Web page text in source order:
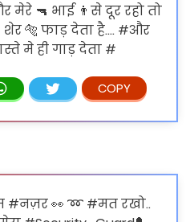
🔫 भाई 👨से दूर रहो तो
शेर 🐅 फाड़ देता है.... #और
मे ही गाड़ देता #
#नज़र 👀 ➿ #मत रखो..